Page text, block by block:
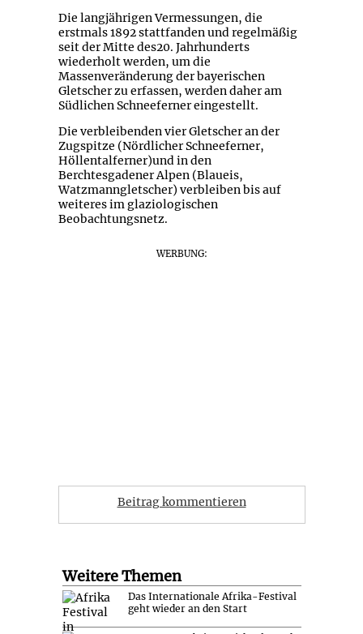
Die langjährigen Vermessungen, die
erstmals 1892 stattfanden und regelmäßig
seit der Mitte des20. Jahrhunderts
wiederholt werden, um die
Massenveränderung der bayerischen
Gletscher zu erfassen, werden daher am
Südlichen Schneeferner eingestellt.
Die verbleibenden vier Gletscher an der
Zugspitze (Nördlicher Schneeferner,
Höllentalferner)und in den
Berchtesgadener Alpen (Blaueis,
Watzmanngletscher) verbleiben bis auf
weiteres im glaziologischen
Beobachtungsnetz.
WERBUNG:
Beitrag kommentieren
Weitere Themen
Das Internationale Afrika-Festival
geht wieder an den Start